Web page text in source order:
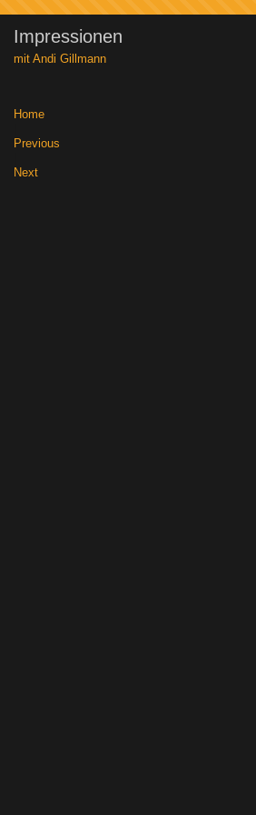
Impressionen
mit Andi Gillmann
Home
Previous
Next